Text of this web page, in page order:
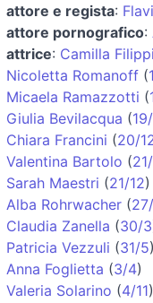
attore e regista:
attore pornografico:
attrice: Camilla Filippi
Nicoletta Romanoff (
Micaela Ramazzotti (
Giulia Bevilacqua (
Chiara Francini (20/
Valentina Bartolo (
Sarah Maestri (21/12)
Alba Rohrwacher (
Claudia Zanella (30/3
Patricia Vezzuli (31/5)
Anna Foglietta (3/4)
Valeria Solarino (4/11)